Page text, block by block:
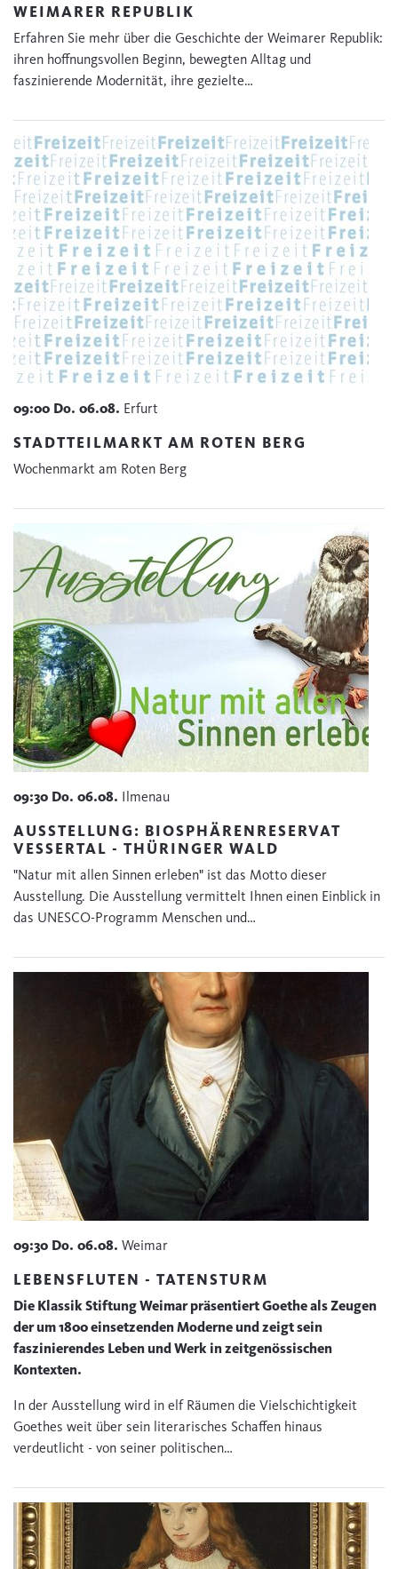
WEIMARER REPUBLIK
Erfahren Sie mehr über die Geschichte der Weimarer Republik:
ihren hoffnungsvollen Beginn, bewegten Alltag und
faszinierende Modernität, ihre gezielte…
09:00 Do. 06.08. Erfurt
STADTTEILMARKT AM ROTEN BERG
Wochenmarkt am Roten Berg
09:30 Do. 06.08. Ilmenau
AUSSTELLUNG: BIOSPHÄRENRESERVAT
VESSERTAL - THÜRINGER WALD
"Natur mit allen Sinnen erleben" ist das Motto dieser
Ausstellung. Die Ausstellung vermittelt Ihnen einen Einblick in
das UNESCO-Programm Menschen und…
09:30 Do. 06.08. Weimar
LEBENSFLUTEN - TATENSTURM
Die Klassik Stiftung Weimar präsentiert Goethe als Zeugen
der um 1800 einsetzenden Moderne und zeigt sein
faszinierendes Leben und Werk in zeitgenössischen
Kontexten.
In der Ausstellung wird in elf Räumen die Vielschichtigkeit
Goethes weit über sein literarisches Schaffen hinaus
verdeutlicht - von seiner politischen…